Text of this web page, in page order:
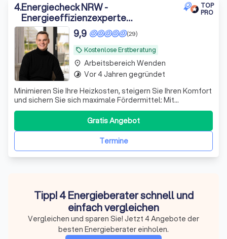
4.Energiecheck NRW -
Energieeffizienzexperte
(dena/BAFA/KfW)
TOP
PRO
local_offer Kostenlose Erstberatung
(29)
9,9
Minimieren Sie Ihre Heizkosten, steigern Sie Ihren Komfort
und sichern Sie sich maximale Fördermittel: Mit
EnergieCheck NRW erreichen Sie Ihre Effizienzziele.
Starten Sie in eine nachhaltige Zukunft!
Termine
Gratis Angebot
place Arbeitsbereich Wenden
timelapse Vor 4 Jahren gegründet
Tipp! 4 Energieberater schnell und
einfach vergleichen
Vergleichen und sparen Sie! Jetzt 4 Angebote der
besten Energieberater einholen.